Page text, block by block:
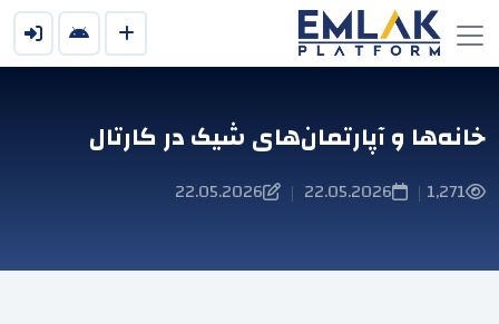
خانه‌ها و آپارتمان‌های شیک در کارتال
1,271
|
22.05.2026
|
22.05.2026